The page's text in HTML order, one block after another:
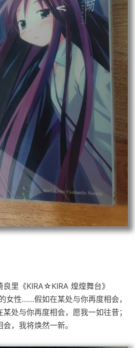
里《KIRA☆KIRA 煌煌舞台》
女性……假如在某处与你再度相会，
处与你再度相会，愿我一如往昔；
，我将焕然一新。